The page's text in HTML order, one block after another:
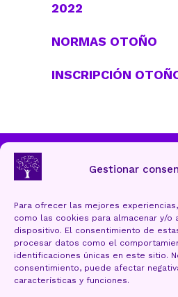
Gestionar
Para ofrecer las mejores
como las cookies para almacenar y/
dispositivo. El consentimiento de
procesar datos como el
identificaciones únicas en este sitio.
consentimiento, puede afectar
características y funciones.
2022
NORMAS OTOÑO
INSCRIPCIÓN
Ayuntamiento de
Aviso Legal y
Política de cookies
Accesibilidad